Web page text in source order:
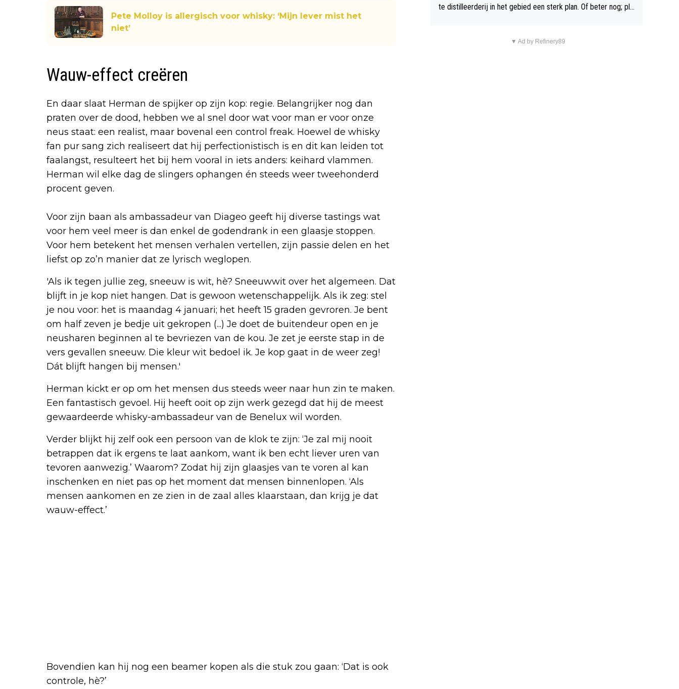
Pete Molloy is allergisch voor whisky: ‘Mijn lever mist het
niet’
Wauw-effect creëren
En daar slaat Herman de spijker op zijn kop: regie. Belangrijker nog dan
praten over de dood, hebben we al snel door wat voor man er voor onze
neus staat: een realist, maar bovenal een control freak. Hoewel de whisky
fan pur sang zich realiseert dat hij perfectionistisch is en dit kan leiden tot
faalangst, resulteert het bij hem vooral in iets anders: keihard vlammen.
Herman wil elke dag de slingers ophangen én steeds weer tweehonderd
procent geven.
Voor zijn baan als ambassadeur van Diageo geeft hij diverse tastings wat
voor hem veel meer is dan enkel de godendrank in een glaasje stoppen.
Voor hem betekent het mensen verhalen vertellen, zijn passie delen en het
liefst op zo’n manier dat ze lyrisch weglopen.
'Als ik tegen jullie zeg, sneeuw is wit, hè? Sneeuwwit over het algemeen. Dat
blijft in je kop niet hangen. Dat is gewoon wetenschappelijk. Als ik zeg: stel
je nou voor: het is maandag 4 januari; het heeft 15 graden gevroren. Je bent
om half zeven je bedje uit gekropen (...) Je doet de buitendeur open en je
neusharen beginnen al te bevriezen van de kou. Je zet je eerste stap in de
vers gevallen sneeuw. Die kleur wit bedoel ik. Je kop gaat in de weer zeg!
Dát blijft hangen bij mensen.'
Herman kickt er op om het mensen dus steeds weer naar hun zin te maken.
Een fantastisch gevoel. Hij heeft ooit op zijn werk gezegd dat hij de meest
gewaardeerde whisky-ambassadeur van de Benelux wil worden.
Verder blijkt hij zelf ook een persoon van de klok te zijn: ‘Je zal mij nooit
betrappen dat ik ergens te laat aankom, want ik ben echt liever uren van
tevoren aanwezig.’ Waarom? Zodat hij zijn glaasjes van te voren al kan
inschenken en niet pas op het moment dat mensen binnenlopen. ‘Als
mensen aankomen en ze zien in de zaal alles klaarstaan, dan krijg je dat
wauw-effect.’
Bovendien kan hij nog een beamer kopen als die stuk zou gaan: ‘Dat is ook
controle, hè?’
te distilleerderij in het gebied een sterk plan. Of beter nog; pla
▼ Ad by Refinery89